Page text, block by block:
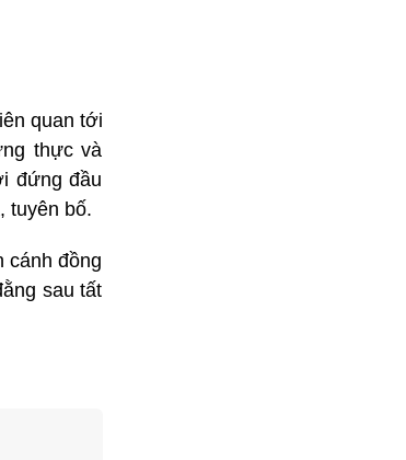
quan tới
thực và
đứng đầu
tuyên bố.
cánh đồng
sau tất